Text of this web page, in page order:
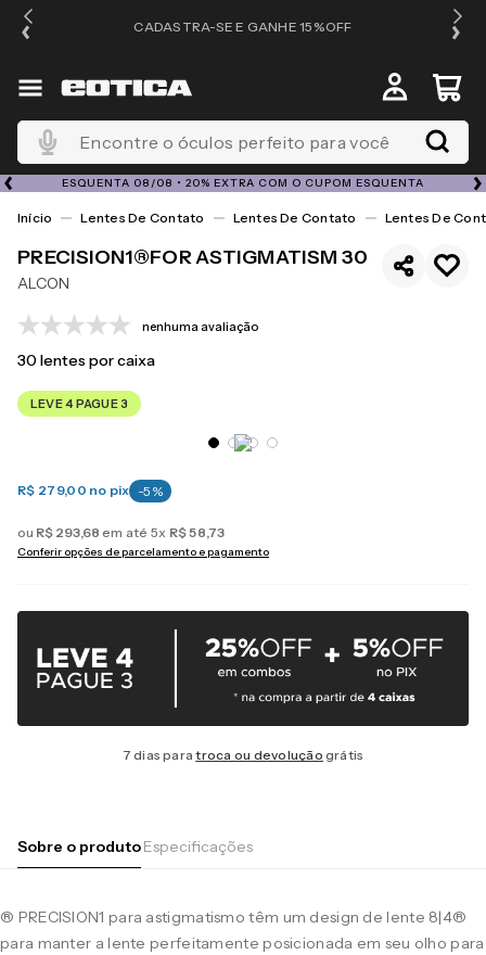
CADASTRA-SE E GANHE 15%OFF
Encontre o óculos perfeito para você
ESQUENTA 08/08 • 20% EXTRA COM O CUPOM ESQUENTA
Lentes De Contato Lentes De Contato Lentes De
PRECISION1®FOR ASTIGMATISM 30
ALCON
nenhuma avaliação
30lentes por caixa
LEVE 4 PAGUE 3
R$ 279,00 no pix -5 %
ou R$ 293,68 em até 5x R$58,73
Conferir opções de parcelamento e pagamento
7 dias paratroca ou devolução grátis
Sobre o produtoEspecificações
® PRECISION1 para astigmatismo têm um design de lente 8|4®
para manter a lente perfeitamente posicionada em seu olho para